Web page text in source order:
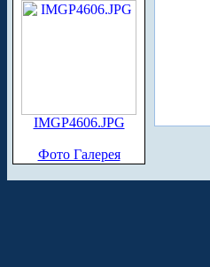
IMGP4606.JPG
Фото Галерея